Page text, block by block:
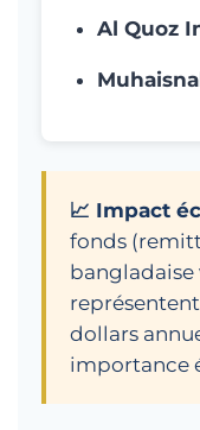
Al Quoz
📈 Impact
fonds
bangladaise
dollars
importance